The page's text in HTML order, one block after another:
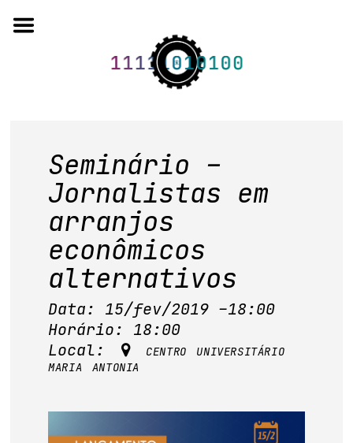
to
quem somos
artigos em periódicos
anais de eventos
capítulos de livros
editorial
base de dados
Seminário –
Jornalistas em
arranjos
econômicos
alternativos
Data: 15/fev/2019 –18:00
Horário: 18:00
Local:
 centro universitário
maria antonia